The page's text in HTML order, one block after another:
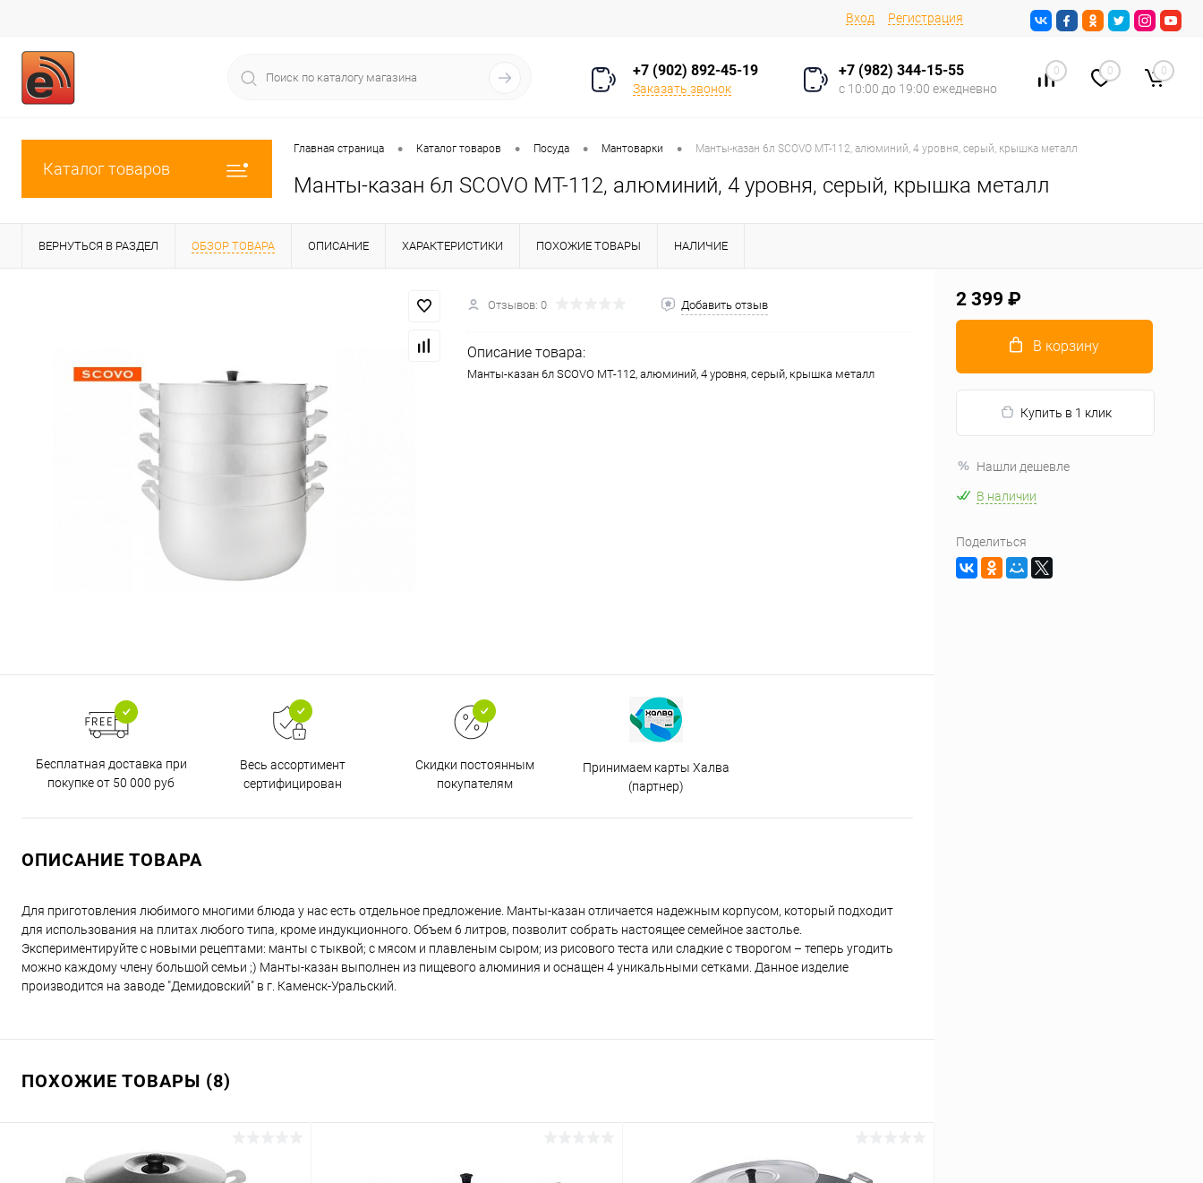
Вход Регистрация
+7 (902) 892-45-19
Заказать звонок
+7 (982) 344-15-55
с 10:00 до 19:00 ежедневно
0 0 0
Каталог товаров
Главная страница • Каталог товаров • Посуда • Мантоварки • Манты-казан 6л SCOVO МТ-112, алюминий, 4 уровня, серый, крышка металл
Манты-казан 6л SCOVO МТ-112, алюминий, 4 уровня, серый, крышка металл
ВЕРНУТЬСЯ В РАЗДЕЛ ОБЗОР ТОВАРА ОПИСАНИЕ ХАРАКТЕРИСТИКИ ПОХОЖИЕ ТОВАРЫ НАЛИЧИЕ
Отзывов: 0 Добавить отзыв
Описание товара:
Манты-казан 6л SCOVO МТ-112, алюминий, 4 уровня, серый, крышка металл
Бесплатная доставка при
покупке от 50 000 руб
Весь ассортимент
сертифицирован
Скидки постоянным
покупателям
Принимаем карты Халва
(партнер)
ОПИСАНИЕ ТОВАРА
Для приготовления любимого многими блюда у нас есть отдельное предложение. Манты-казан отличается надежным корпусом, который подходит
для использования на плитах любого типа, кроме индукционного. Объем 6 литров, позволит собрать настоящее семейное застолье.
Экспериментируйте с новыми рецептами: манты с тыквой; с мясом и плавленым сыром; из рисового теста или сладкие с творогом – теперь угодить
можно каждому члену большой семьи ;) Манты-казан выполнен из пищевого алюминия и оснащен 4 уникальными сетками. Данное изделие
производится на заводе "Демидовский" в г. Каменск-Уральский.
ПОХОЖИЕ ТОВАРЫ (8)
2 399 ₽
В корзину
Купить в 1 клик
Нашли дешевле
В наличии
Поделиться